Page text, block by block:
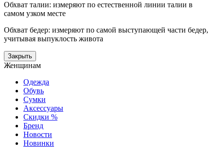
Обхват талии: измеряют по естественной линии талии в
самом узком месте
Обхват бедер: измеряют по самой выступающей части бедер,
учитывая выпуклость живота
Закрыть
Женщинам
Одежда
Обувь
Сумки
Аксессуары
Скидки %
Бренд
Новости
Новинки